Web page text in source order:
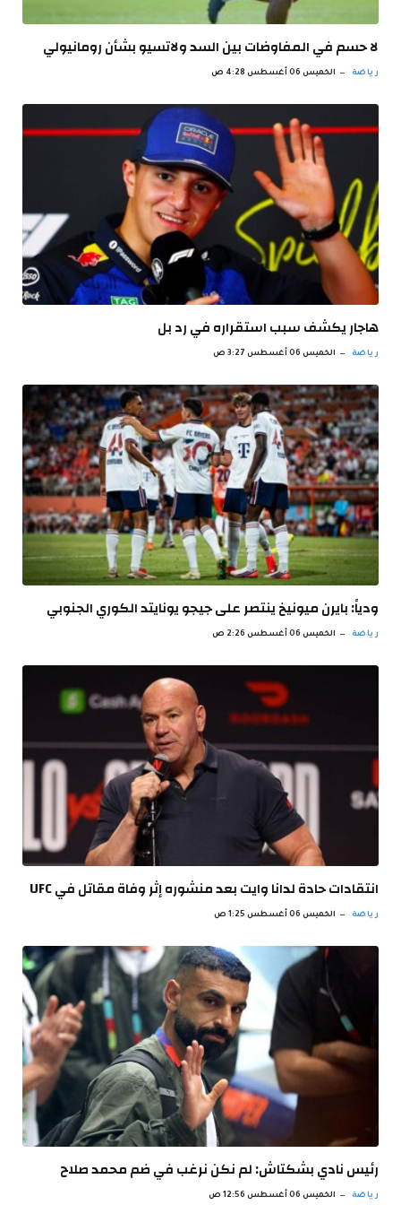
لا حسم في المفاوضات بين السد ولاتسيو بشأن رومانيولي
رياضة الخميس 06 أغسطس 4:28 ص
هاجار يكشف سبب استقراره في رد بل
رياضة الخميس 06 أغسطس 3:27 ص
ودياً: بايرن ميونيخ ينتصر على جيجو يونايتد الكوري الجنوبي
رياضة الخميس 06 أغسطس 2:26 ص
انتقادات حادة لدانا وايت بعد منشوره إثر وفاة مقاتل في UFC
رياضة الخميس 06 أغسطس 1:25 ص
رئيس نادي بشكتاش: لم نكن نرغب في ضم محمد صلاح
رياضة الخميس 06 أغسطس 12:56 ص